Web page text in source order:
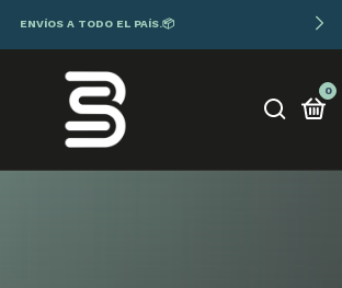
ENVÍOS A TODO EL PAÍS.📦
0